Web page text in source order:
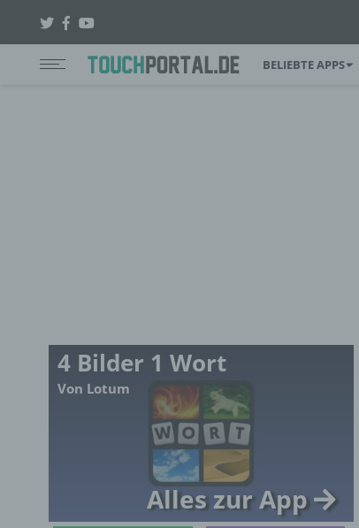
BELIEBTE APPS
4 Bilder 1 Wort
Von Lotum
Alles zur App